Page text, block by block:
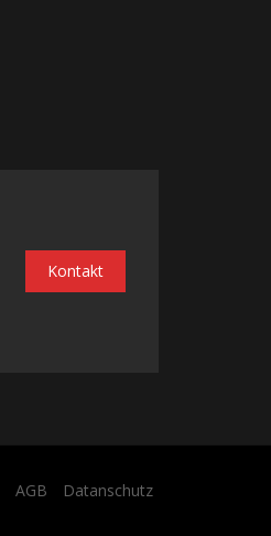
Kontakt
AGB Datanschutz